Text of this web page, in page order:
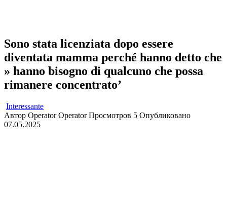
Sono stata licenziata dopo essere
diventata mamma perché hanno detto che
» hanno bisogno di qualcuno che possa
rimanere concentrato’
Interessante
Автор Operator Operator Просмотров 5 Опубликовано
07.05.2025